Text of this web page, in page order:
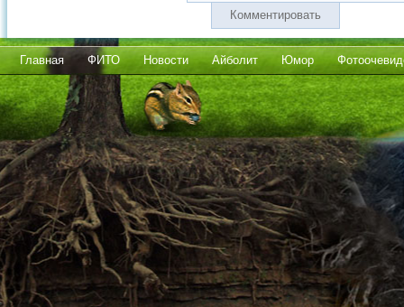
Комментировать
Главная ФИТО Новости Айболит Юмор